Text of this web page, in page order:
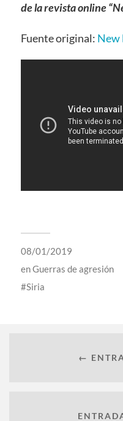
de la revista online
Fuente original: New
08/01/2019
enGuerras de agresión
Siria
←